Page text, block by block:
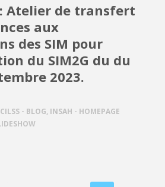
Atelier de transfert
aux
des SIM pour
du SIM2G du du
2023.
CILSS - BLOG, INSAH - HOMEPAGE